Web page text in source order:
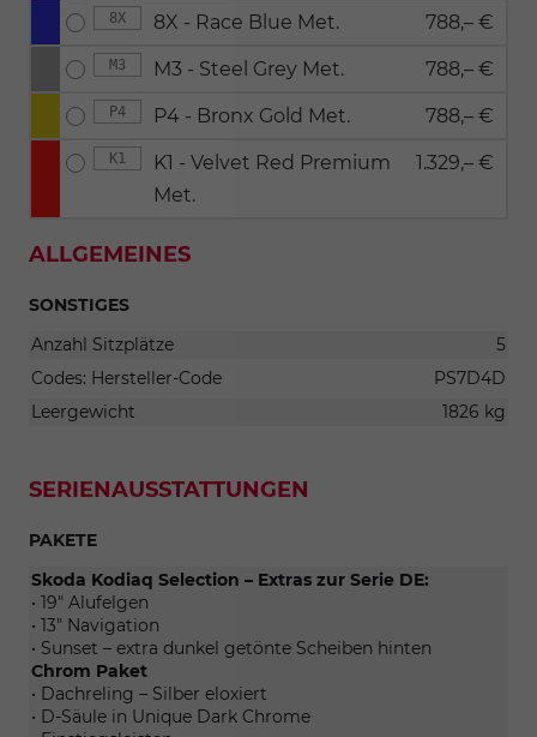
8X 8X - Race Blue Met. 788,– €
M3 M3 - Steel Grey Met. 788,– €
P4 P4 - Bronx Gold Met. 788,– €
K1
K1 - Velvet Red Premium
Met.
1.329,– €
ALLGEMEINES
SONSTIGES
Anzahl Sitzplätze
5
Codes: Hersteller-Code
PS7D4D
Leergewicht
1826 kg
SERIENAUSSTATTUNGEN
PAKETE
Skoda Kodiaq Selection – Extras zur Serie DE:
• 19" Alufelgen
• 13" Navigation
• Sunset – extra dunkel getönte Scheiben hinten
Chrom Paket
• Dachreling – Silber eloxiert
• D-Säule in Unique Dark Chrome